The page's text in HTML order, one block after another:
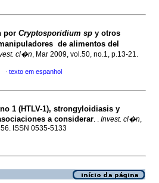
por Cryptosporidium sp y otros
de alimentos del
cl�n, Mar 2009, vol.50, no.1, p.13-21.
· texto em espanhol
1 (HTLV-1), strongyloidiasis y
a considerar. . Invest. cl�n,
ISSN 0535-5133